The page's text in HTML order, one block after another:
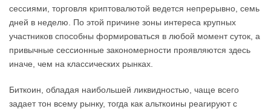
сессиями, торговля криптовалютой ведется непрерывно, семь
дней в неделю. По этой причине зоны интереса крупных
участников способны формироваться в любой момент суток, а
привычные сессионные закономерности проявляются здесь
иначе, чем на классических рынках.
Биткоин, обладая наибольшей ликвидностью, чаще всего
задает тон всему рынку, тогда как альткоины реагируют с